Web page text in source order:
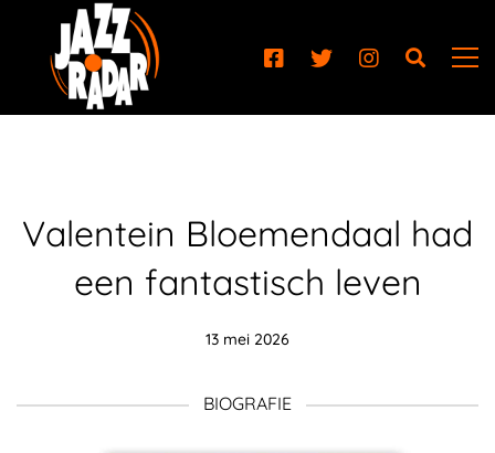
Valentein Bloemendaal had
een fantastisch leven
13 mei 2026
BIOGRAFIE